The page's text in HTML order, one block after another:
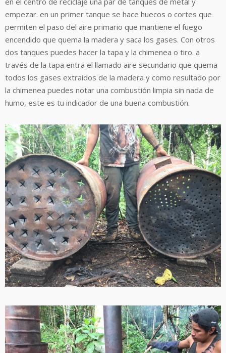
empezar. en un primer tanque se hace huecos o cortes que
permiten el paso del aire primario que mantiene el fuego
encendido que quema la madera y saca los gases. Con otros
dos tanques puedes hacer la tapa y la chimenea o tiro. a
través de la tapa entra el llamado aire secundario que quema
todos los gases extraídos de la madera y como resultado por
la chimenea puedes notar una combustión limpia sin nada de
humo, este es tu indicador de una buena combustión.